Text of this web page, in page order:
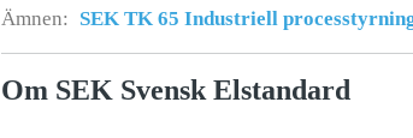
Ämnen: SEK TK 65 Industriell
Om SEK Svensk Elstandard